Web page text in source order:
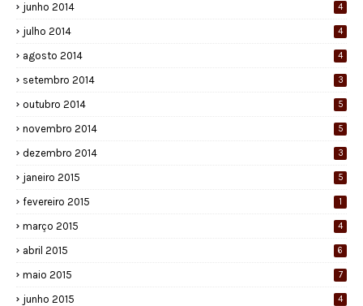
junho 2014 4
julho 2014 4
agosto 2014 4
setembro 2014 3
outubro 2014 5
novembro 2014 5
dezembro 2014 3
janeiro 2015 5
fevereiro 2015 1
março 2015 4
abril 2015 6
maio 2015 7
junho 2015 4